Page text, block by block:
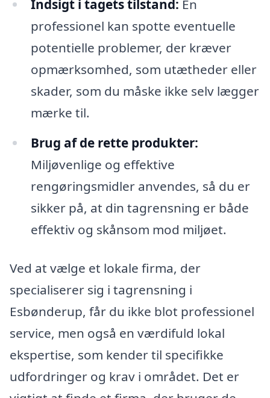
Indsigt i tagets tilstand: En
professionel kan spotte eventuelle
potentielle problemer, der kræver
opmærksomhed, som utætheder eller
skader, som du måske ikke selv lægger
mærke til.
Brug af de rette produkter:
Miljøvenlige og effektive
rengøringsmidler anvendes, så du er
sikker på, at din tagrensning er både
effektiv og skånsom mod miljøet.
Ved at vælge et lokale firma, der
specialiserer sig i tagrensning i
Esbønderup, får du ikke blot professionel
service, men også en værdifuld lokal
ekspertise, som kender til specifikke
udfordringer og krav i området. Det er